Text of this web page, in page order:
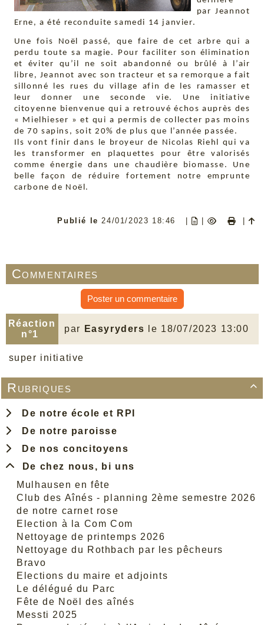

Rubriques
De notre école et RPI
De notre paroisse
De nos concitoyens
De chez nous, bi uns
Mulhausen en fête
Club des Aînés - planning 2ème semestre 2026
de notre carnet rose
Election à la Com Com
Nettoyage de printemps 2026
Nettoyage du Rothbach par les pêcheurs
Bravo
Elections du maire et adjoints
Le délégué du Parc
Fête de Noël des aînés
Messti 2025
par Jeannot
Erne, a été reconduite samedi 14 janvier.
Une fois Noël passé, que faire de cet arbre qui a
perdu toute sa magie. Pour faciliter son élimination
et éviter qu’il ne soit abandonné ou brûlé à l’air
libre, Jeannot avec son tracteur et sa remorque a fait
sillonné les rues du village afin de les ramasser et
leur donner une seconde vie. Une initiative
citoyenne bienvenue qui a retrouvé échos auprès des
« Mielhieser » et qui a permis de collecter pas moins
de 70 sapins, soit 20% de plus que l’année passée.
Ils vont finir dans le broyeur de Nicolas Riehl qui va
les transformer en plaquettes pour être valorisés
comme énergie dans une chaudière biomasse. Une
belle façon de réduire fortement notre emprunte
carbone de Noël.
Publié le24/01/2023 18:46 |
Commentaires
Poster un commentaire
Réaction
n°1
par Easyryders le 18/07/2023 13:00
super initiative